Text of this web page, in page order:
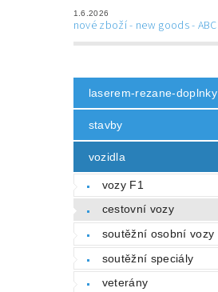
1.6.2026
nové zboží - new goods - ABC
laserem-rezane-doplnky
stavby
vozidla
vozy F1
cestovní vozy
soutěžní osobní vozy
soutěžní speciály
veterány